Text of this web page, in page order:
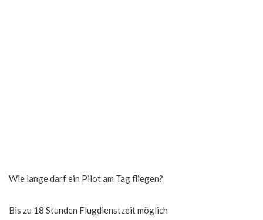
Wie lange darf ein Pilot am Tag fliegen?
Bis zu 18 Stunden Flugdienstzeit möglich